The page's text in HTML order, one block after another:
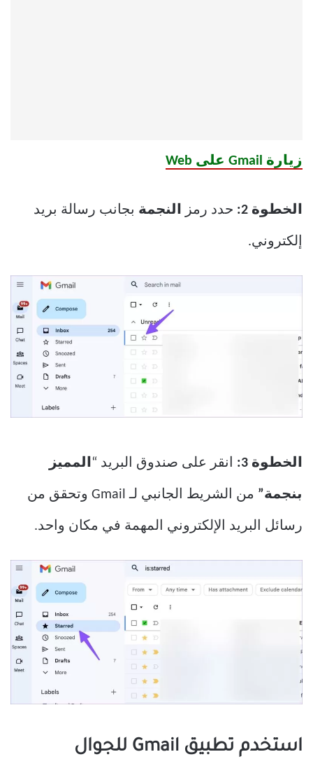
زيارة Gmail على Web
الخطوة 2: حدد رمز النجمة بجانب رسالة بريد
إلكتروني.
الخطوة 3: انقر على صندوق البريد “ المميز
بنجمة” من الشريط الجانبي لـ Gmail وتحقق من
رسائل البريد الإلكتروني المهمة في مكان واحد.
استخدم تطبيق Gmail للجوال